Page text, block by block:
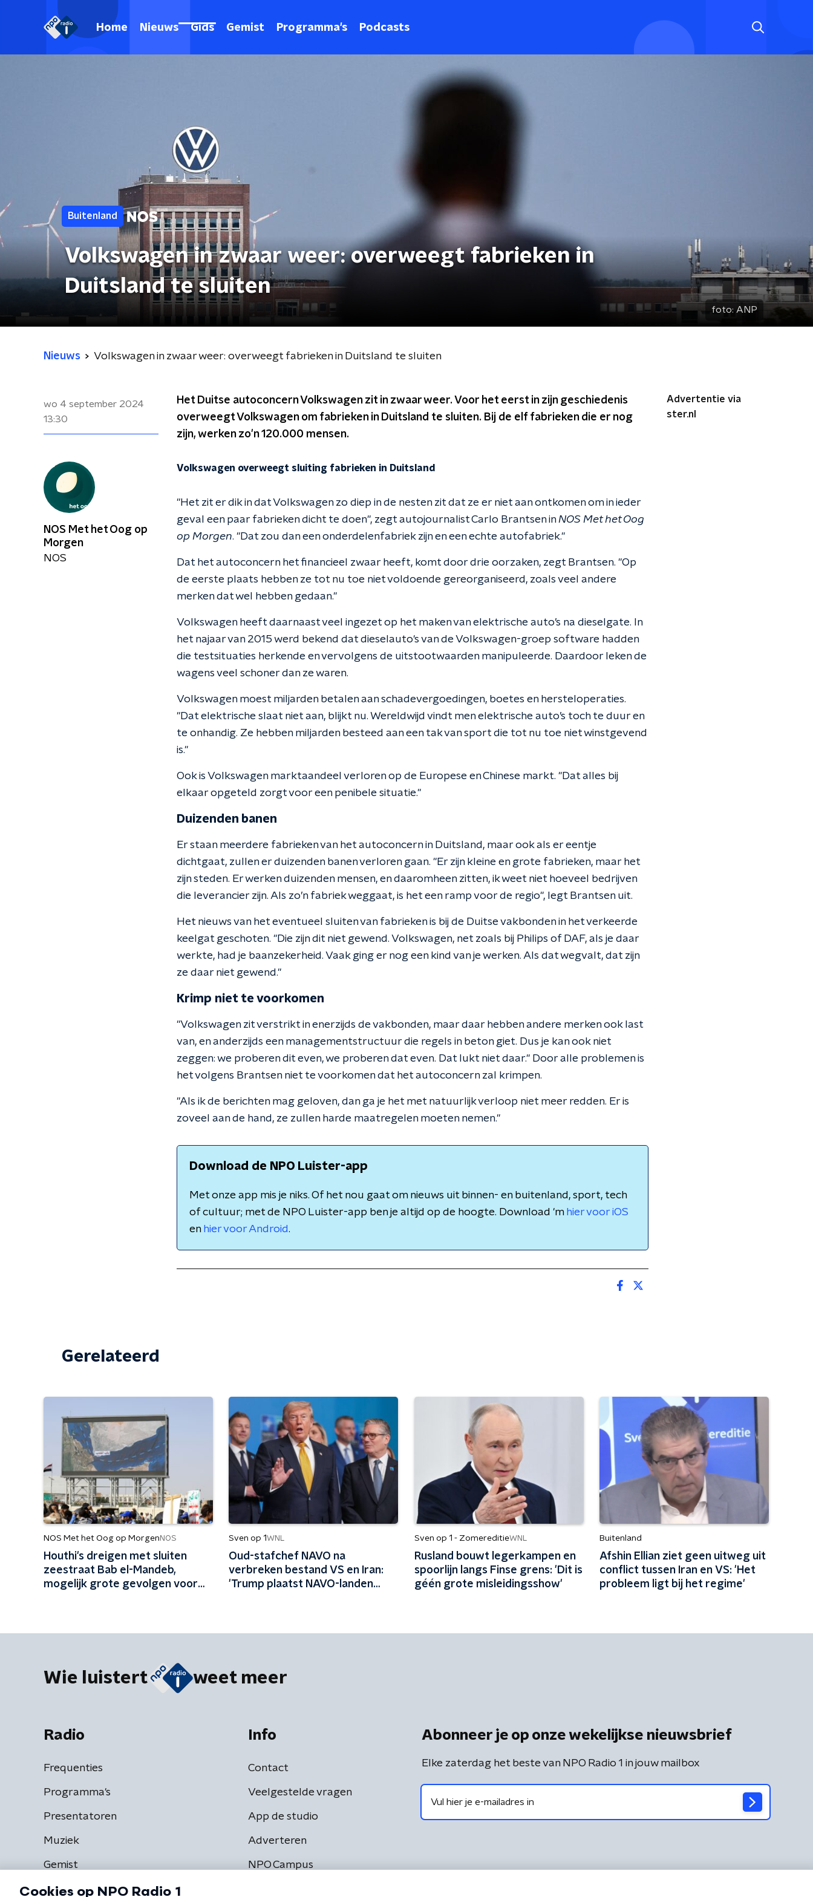
Home Nieuws Gids Gemist Programma's Podcasts
Buitenland
Volkswagen in zwaar weer: overweegt fabrieken in
Duitsland te sluiten
foto: ANP
Nieuws Volkswagen in zwaar weer: overweegt fabrieken in Duitsland te sluiten
wo 4 september 2024
13:30
Het Duitse autoconcern Volkswagen zit in zwaar weer. Voor het eerst in zijn geschiedenis
overweegt Volkswagen om fabrieken in Duitsland te sluiten. Bij de elf fabrieken die er nog
zijn, werken zo'n 120.000 mensen.
Volkswagen overweegt sluiting fabrieken in Duitsland
"Het zit er dik in dat Volkswagen zo diep in de nesten zit dat ze er niet aan ontkomen om in ieder
geval een paar fabrieken dicht te doen", zegt autojournalist Carlo Brantsen inNOS Met het Oog
op Morgen. "Dat zou dan een onderdelenfabriek zijn en een echte autofabriek."
Dat het autoconcern het financieel zwaar heeft, komt door drie oorzaken, zegt Brantsen. "Op
de eerste plaats hebben ze tot nu toe niet voldoende gereorganiseerd, zoals veel andere
merken dat wel hebben gedaan."
Volkswagen heeft daarnaast veel ingezet op het maken van elektrische auto’s na dieselgate. In
het najaar van 2015 werd bekend dat dieselauto's van de Volkswagen-groep software hadden
die testsituaties herkende en vervolgens de uitstootwaarden manipuleerde. Daardoor leken de
wagens veel schoner dan ze waren.
Volkswagen moest miljarden betalen aan schadevergoedingen, boetes en hersteloperaties.
"Dat elektrische slaat niet aan, blijkt nu. Wereldwijd vindt men elektrische auto’s toch te duur en
te onhandig. Ze hebben miljarden besteed aan een tak van sport die tot nu toe niet winstgevend
is."
Ook is Volkswagen marktaandeel verloren op de Europese en Chinese markt. "Dat alles bij
elkaar opgeteld zorgt voor een penibele situatie."
Duizenden banen
Er staan meerdere fabrieken van het autoconcern in Duitsland, maar ook als er eentje
dichtgaat, zullen er duizenden banen verloren gaan. "Er zijn kleine en grote fabrieken, maar het
zijn steden. Er werken duizenden mensen, en daaromheen zitten, ik weet niet hoeveel bedrijven
die leverancier zijn. Als zo’n fabriek weggaat, is het een ramp voor de regio", legt Brantsen uit.
Het nieuws van het eventueel sluiten van fabrieken is bij de Duitse vakbonden in het verkeerde
keelgat geschoten. "Die zijn dit niet gewend. Volkswagen, net zoals bij Philips of DAF, als je daar
werkte, had je baanzekerheid. Vaak ging er nog een kind van je werken. Als dat wegvalt, dat zijn
ze daar niet gewend."
Krimp niet te voorkomen
"Volkswagen zit verstrikt in enerzijds de vakbonden, maar daar hebben andere merken ook last
van, en anderzijds een managementstructuur die regels in beton giet. Dus je kan ook niet
zeggen: we proberen dit even, we proberen dat even. Dat lukt niet daar." Door alle problemen is
het volgens Brantsen niet te voorkomen dat het autoconcern zal krimpen.
"Als ik de berichten mag geloven, dan ga je het met natuurlijk verloop niet meer redden. Er is
zoveel aan de hand, ze zullen harde maatregelen moeten nemen."
Download de NPO Luister-app
Met onze app mis je niks. Of het nou gaat om nieuws uit binnen- en buitenland, sport, tech
of cultuur; met de NPO Luister-app ben je altijd op de hoogte. Download 'm hier voor iOS
en hier voor Android.
Advertentie via
ster.nl
NOS Met het Oog op
Morgen
NOS
Gerelateerd
NOS Met het Oog op Morgen NOS
Houthi's dreigen met sluiten
zeestraat Bab el-Mandeb,
mogelijk grote gevolgen voor
Sven op 1WNL
Oud-stafchef NAVO na
verbreken bestand VS en Iran:
'Trump plaatst NAVO-landen
Sven op 1 - ZomereditieWNL
Rusland bouwt legerkampen en
spoorlijn langs Finse grens: 'Dit is
géén grote misleidingsshow'
Buitenland
Afshin Ellian ziet geen uitweg uit
conflict tussen Iran en VS: 'Het
probleem ligt bij het regime'
Wie luistert weet meer
Radio
Frequenties
Programma's
Presentatoren
Muziek
Gemist
Info
Contact
Veelgestelde vragen
App de studio
Adverteren
NPO Campus
Abonneer je op onze wekelijkse nieuwsbrief
Elke zaterdag het beste van NPO Radio 1 in jouw mailbox